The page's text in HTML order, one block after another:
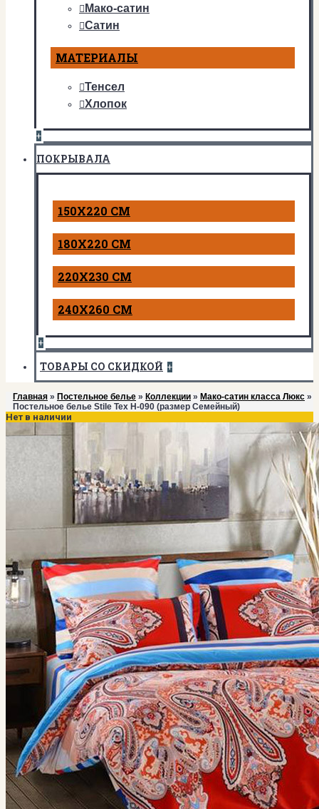
Мако-сатин
Сатин
МАТЕРИАЛЫ
Тенсел
Хлопок
+
ПОКРЫВАЛА
150Х220 СМ
180Х220 СМ
220Х230 СМ
240Х260 СМ
+
ТОВАРЫ СО СКИДКОЙ +
Главная » Постельное белье » Коллекции » Мако-сатин класса Люкс »
Постельное белье Stile Tex H-090 (размер Семейный)
Нет в наличии